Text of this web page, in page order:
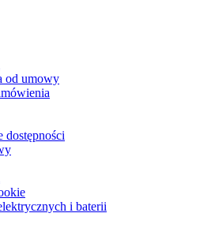
od umowy
dostępności
i baterii